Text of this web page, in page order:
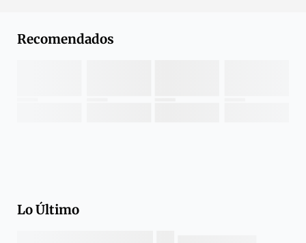
Recomendados
Lo Último